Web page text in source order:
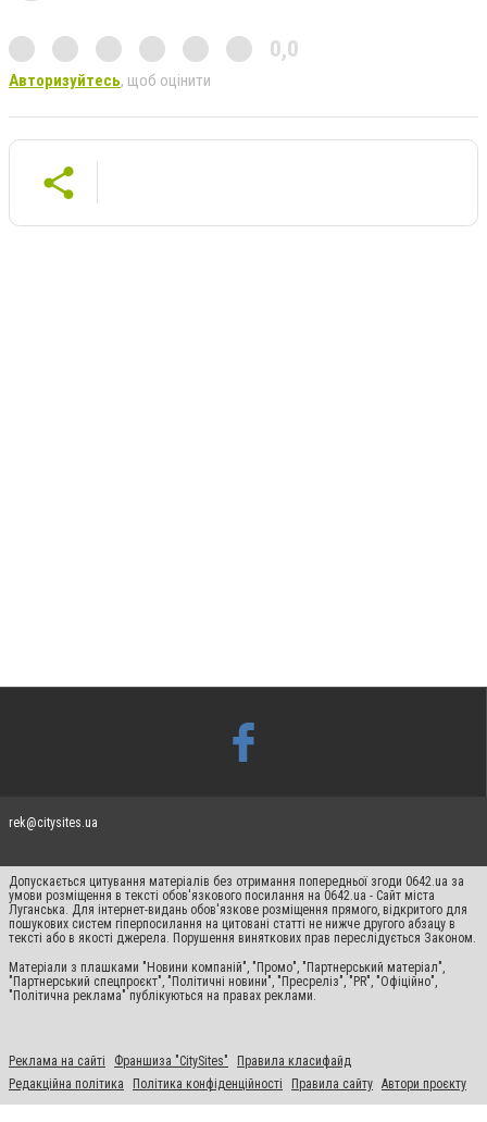
0,0
Авторизуйтесь, щоб оцінити
rek@citysites.ua
Допускається цитування матеріалів без отримання попередньої згоди 0642.ua за
умови розміщення в тексті обов'язкового посилання на 0642.ua - Сайт міста
Луганська. Для інтернет-видань обов'язкове розміщення прямого, відкритого для
пошукових систем гіперпосилання на цитовані статті не нижче другого абзацу в
тексті або в якості джерела. Порушення виняткових прав переслідується Законом.
Матеріали з плашками "Новини компаній", "Промо", "Партнерський матеріал",
"Партнерський спецпроєкт", "Політичні новини", "Пресреліз", "PR", "Офіційно",
"Політична реклама" публікуються на правах реклами.
Реклама на сайті Франшиза "CitySites"
Правила класифайд
Редакційна політика
Політика конфіденційності Правила сайту Автори проєкту